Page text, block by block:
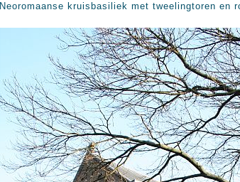
Neoromaanse kruisbasiliek met tweelingtoren en